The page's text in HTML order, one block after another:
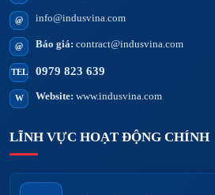
@ info@indusvina.com
@ Báo giá: contract@indusvina.com
TEL 0979 823 639
W Website: www.indusvina.com
LĨNH VỰC HOẠT ĐỘNG CHÍNH